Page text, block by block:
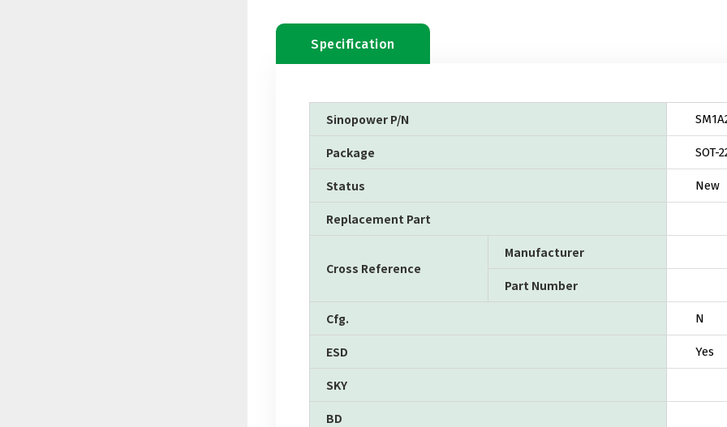
Specification
Sinopower P/N
Package SOT-
Status New
Replacement Part
Cross Reference
Manufacturer
Part Number
Cfg. N
ESD Yes
SKY
BD